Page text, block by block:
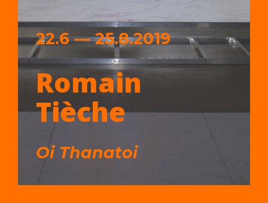
22.6 — 25.8.2019
Romain
Tièche
Oi Thanatoi